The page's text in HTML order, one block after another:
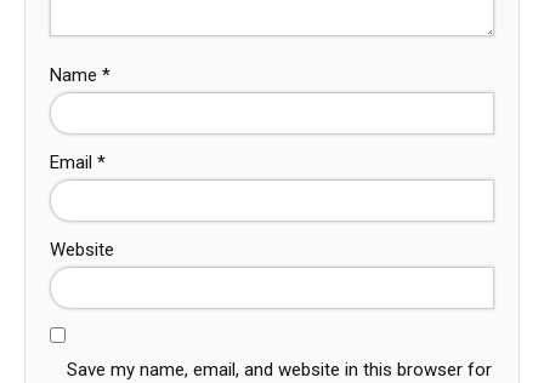
Name *
Email *
Website
Save my name, email, and website in this browser for